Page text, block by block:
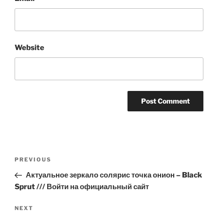
Website
Previous
Post
PREVIOUS
Актуальное зеркало солярис точка онион – Black
Sprut /// Войти на официальный сайт
Next
NEXT